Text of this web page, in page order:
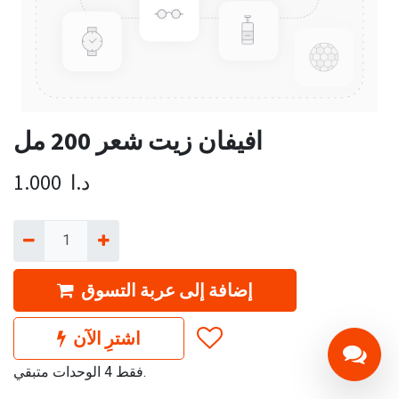
افيفان زيت شعر 200 مل
1.000 د.ا
إضافة إلى عربة التسوق
اشترِ الآن
فقط 4 الوحدات متبقي.